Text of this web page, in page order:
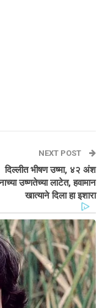
NEXT POST
दिल्लीत भीषण उष्मा, ४२ अंश
उष्णतेच्या लाटेत, हवामान
खात्याने दिला हा इशारा